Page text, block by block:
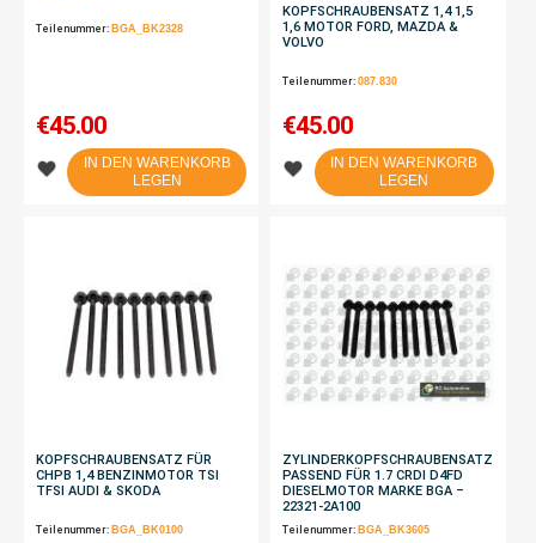
Teilenummer: BGA_BK2328
€45.00
IN DEN WARENKORB
LEGEN
KOPFSCHRAUBENSATZ 1,4 1,5
1,6 MOTOR FORD, MAZDA &
VOLVO
Teilenummer:087.830
€45.00
IN DEN WARENKORB
LEGEN
KOPFSCHRAUBENSATZ FÜR
CHPB 1,4 BENZINMOTOR TSI
TFSI AUDI & SKODA
Teilenummer: BGA_BK0100
ZYLINDERKOPFSCHRAUBENSATZ
PASSEND FÜR 1.7 CRDI D4FD
DIESELMOTOR MARKE BGA –
22321-2A100
Teilenummer: BGA_BK3605